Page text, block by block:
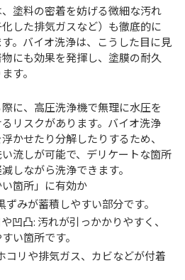
塗料の密着を妨げる微細な汚れ
化した排気ガスなど）も徹底的に
。バイオ洗浄は、こうした目に見
にも効果を発揮し、塗膜の耐久
す。
に、高圧洗浄機で無理に水圧を
リスクがあります。バイオ洗浄
かせたり分解したりするため、
流しが可能で、デリケートな箇所
しながら洗浄できます。
箇所」に有効か
みが蓄積しやすい部分です。
凹凸: 汚れが引っかかりやすく、
い箇所です。
コリや排気ガス、カビなどが付着